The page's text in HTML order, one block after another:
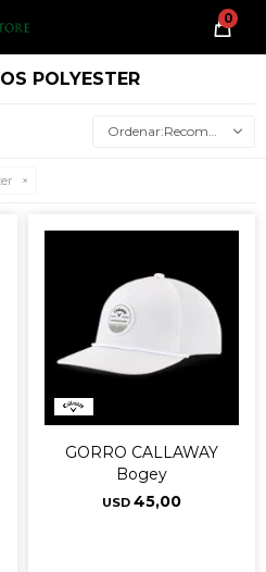
0
POLYESTER
Recomendados
GORRO CALLAWAY
Bogey
USD 45,00